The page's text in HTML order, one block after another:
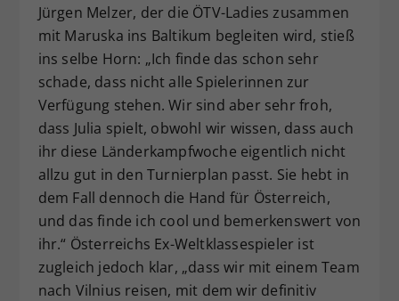
Jürgen Melzer, der die ÖTV-Ladies zusammen
mit Maruska ins Baltikum begleiten wird, stieß
ins selbe Horn: „Ich finde das schon sehr
schade, dass nicht alle Spielerinnen zur
Verfügung stehen. Wir sind aber sehr froh,
dass Julia spielt, obwohl wir wissen, dass auch
ihr diese Länderkampfwoche eigentlich nicht
allzu gut in den Turnierplan passt. Sie hebt in
dem Fall dennoch die Hand für Österreich,
und das finde ich cool und bemerkenswert von
ihr.“ Österreichs Ex-Weltklassespieler ist
zugleich jedoch klar, „dass wir mit einem Team
nach Vilnius reisen, mit dem wir definitiv